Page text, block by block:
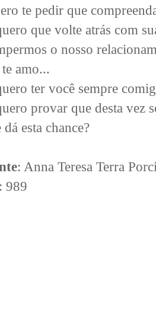
te pedir que
que volte atrás com
o nosso
amo...
ter você sempre
provar que desta vez
dá esta chance?
: Anna Teresa Terra
: 989